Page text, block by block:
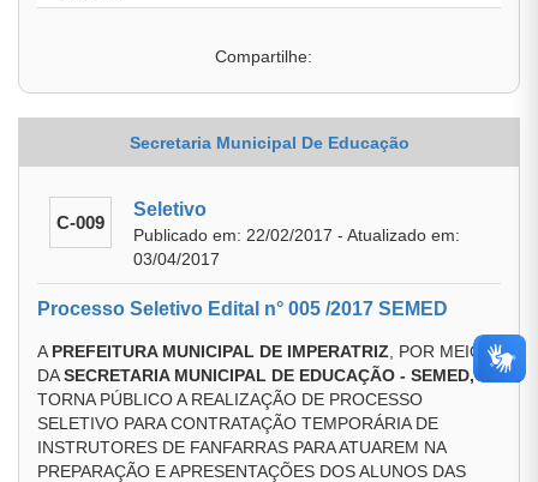
Compartilhe:
Secretaria Municipal De Educação
C-009
Seletivo
Publicado em: 22/02/2017 - Atualizado em:
03/04/2017
Processo Seletivo Edital n° 005 /2017 SEMED
A PREFEITURA MUNICIPAL DE IMPERATRIZ , POR MEIO
DASECRETARIA MUNICIPAL DE EDUCAÇÃO - SEMED,
TORNA PÚBLICO A REALIZAÇÃO DE PROCESSO
SELETIVO PARA CONTRATAÇÃO TEMPORÁRIA DE
INSTRUTORES DE FANFARRAS PARA ATUAREM NA
PREPARAÇÃO E APRESENTAÇÕES DOS ALUNOS DAS